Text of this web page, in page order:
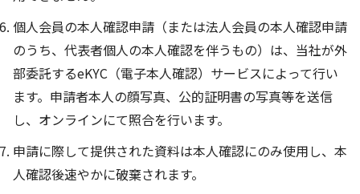
個人会員の本人確認申請（または法人会員の本人確認申請
のうち、代表者個人の本人確認を伴うもの）は、当社が外
部委託するeKYC（電子本人確認）サービスによって行い
ます。申請者本人の顔写真、公的証明書の写真等を送信
し、オンラインにて照合を行います。
申請に際して提供された資料は本人確認にのみ使用し、本
人確認後速やかに破棄されます。